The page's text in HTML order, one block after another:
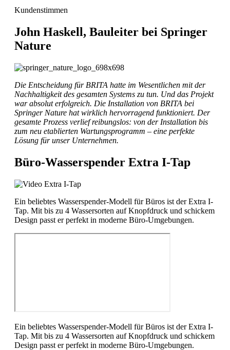
Kundenstimmen
John Haskell, Bauleiter bei Springer
Nature
Die Entscheidung für BRITA hatte im Wesentlichen mit der
Nachhaltigkeit des gesamten Systems zu tun. Und das Projekt
war absolut erfolgreich. Die Installation von BRITA bei
Springer Nature hat wirklich hervorragend funktioniert. Der
gesamte Prozess verlief reibungslos: von der Installation bis
zum neu etablierten Wartungsprogramm – eine perfekte
Lösung für unser Unternehmen.
Büro-Wasserspender Extra I-Tap
Ein beliebtes Wasserspender-Modell für Büros ist der Extra I-
Tap. Mit bis zu 4 Wassersorten auf Knopfdruck und schickem
Design passt er perfekt in moderne Büro-Umgebungen.
Ein beliebtes Wasserspender-Modell für Büros ist der Extra I-
Tap. Mit bis zu 4 Wassersorten auf Knopfdruck und schickem
Design passt er perfekt in moderne Büro-Umgebungen.